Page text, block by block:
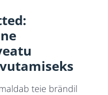
teie brändil